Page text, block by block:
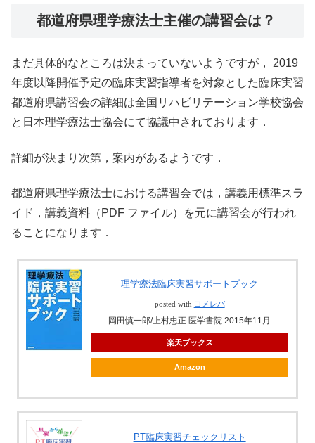
都道府県理学療法士主催の講習会は？
まだ具体的なところは決まっていないようですが， 2019
年度以降開催予定の臨床実習指導者を対象とした臨床実習
都道府県講習会の詳細は全国リハビリテーション学校協会
と日本理学療法士協会にて協議中されております．
詳細が決まり次第，案内があるようです．
都道府県理学療法士における講習会では，講義用標準スラ
イド，講義資料（PDF ファイル）を元に講習会が行われ
ることになります．
理学療法臨床実習サポートブック
posted with ヨメレバ
岡田慎一郎/上村忠正 医学書院 2015年11月
楽天ブックス
Amazon
PT臨床実習チェックリスト